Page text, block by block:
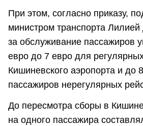
При этом, согласно приказу,
министром транспорта
за обслуживание пассажиров
евро до 7 евро для
Кишиневского аэропорта и до
пассажиров нерегулярных
До пересмотра сборы в
на одного пассажира